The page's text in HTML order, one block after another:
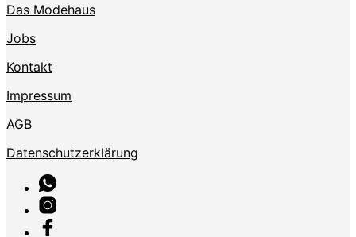
Das Modehaus
Jobs
Kontakt
Impressum
AGB
Datenschutzerklärung